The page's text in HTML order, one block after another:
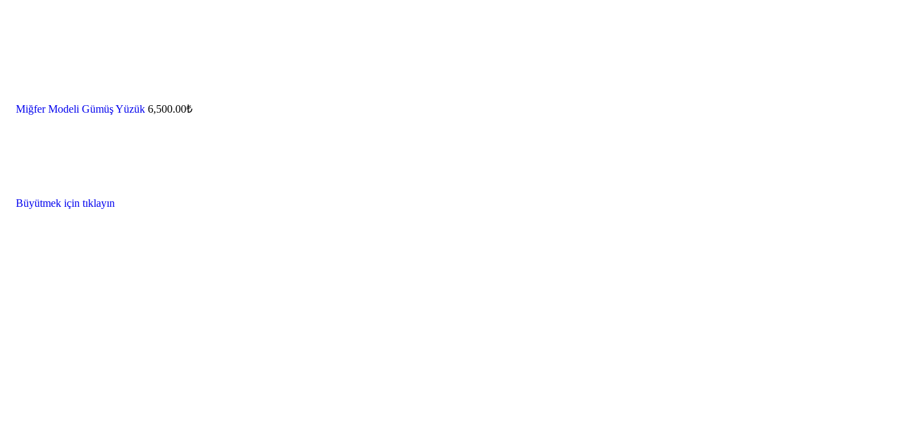
Miğfer Modeli Gümüş Yüzük 6,500.00₺
Büyütmek için tıklayın